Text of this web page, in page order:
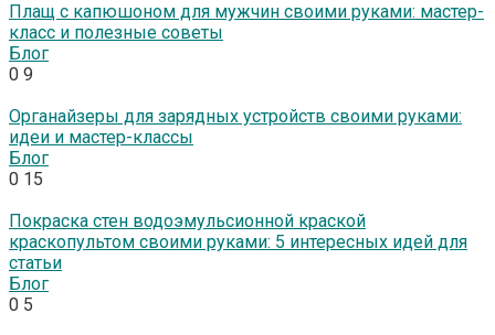
Плащ с капюшоном для мужчин своими руками: мастер-
класс и полезные советы
Блог
0 9
Органайзеры для зарядных устройств своими руками:
идеи и мастер-классы
Блог
0 15
Покраска стен водоэмульсионной краской
краскопультом своими руками: 5 интересных идей для
статьи
Блог
0 5